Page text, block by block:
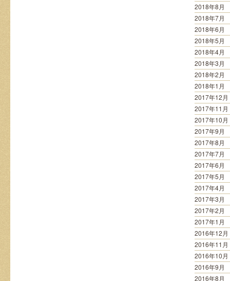
2018年8月
2018年7月
2018年6月
2018年5月
2018年4月
2018年3月
2018年2月
2018年1月
2017年12月
2017年11月
2017年10月
2017年9月
2017年8月
2017年7月
2017年6月
2017年5月
2017年4月
2017年3月
2017年2月
2017年1月
2016年12月
2016年11月
2016年10月
2016年9月
2016年8月